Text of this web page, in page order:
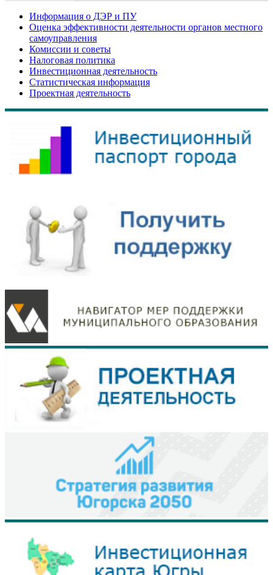
Информация о ДЭР и ПУ
Оценка эффективности деятельности органов местного
самоуправления
Комиссии и советы
Налоговая политика
Инвестиционная деятельность
Статистическая информация
Проектная деятельность